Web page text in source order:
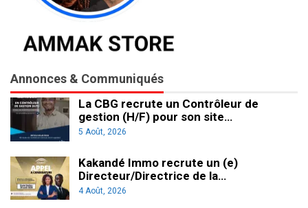
Annonces & Communiqués
La CBG recrute un Contrôleur de
gestion (H/F) pour son site…
5 Août, 2026
Kakandé Immo recrute un (e)
Directeur/Directrice de la…
4 Août, 2026